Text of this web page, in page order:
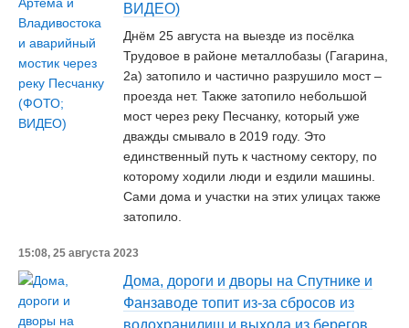
ВИДЕО)
Днём 25 августа на выезде из посёлка
Трудовое в районе металлобазы (Гагарина,
2а) затопило и частично разрушило мост –
проезда нет. Также затопило небольшой
мост через реку Песчанку, который уже
дважды смывало в 2019 году. Это
единственный путь к частному сектору, по
которому ходили люди и ездили машины.
Сами дома и участки на этих улицах также
затопило.
15:08, 25 августа 2023
Дома, дороги и дворы на Спутнике и
Фанзаводе топит из-за сбросов из
водохранилищ и выхода из берегов